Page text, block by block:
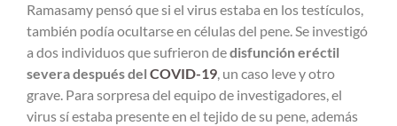
Ramasamy pensó que si el virus estaba en los testículos,
también podía ocultarse en células del pene. Se investigó
a dos individuos que sufrieron dedisfunción eréctil
severa después del COVID-19, un caso leve y otro
grave. Para sorpresa del equipo de investigadores, el
virus sí estaba presente en el tejido de su pene, además